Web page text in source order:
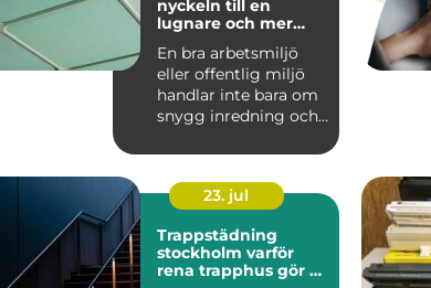
nyckeln till en
lugnare och mer
En bra arbetsmiljö
eller offentlig miljö
handlar inte bara om
snygg inredning och
23. jul
Trappstädning
stockholm varför
rena trapphus gör så